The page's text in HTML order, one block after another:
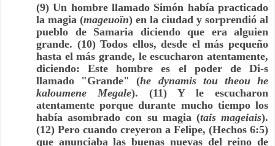
(9) Un hombre llamado Simón había practicado
la magia (mageuoïn) en la ciudad y sorprendió al
pueblo de Samaria diciendo que era alguien
grande. (10) Todos ellos, desde el más pequeño
hasta el más grande, le escucharon atentamente,
diciendo: Este hombre es el poder de Di-s
llamado "Grande" (he dynamis tou theou he
kaloumene Megale). (11) Y le escucharon
atentamente porque durante mucho tiempo los
había asombrado con su magia (tais mageiais).
(12) Pero cuando creyeron a Felipe, (Hechos 6:5)
que anunciaba las buenas nuevas del reino de